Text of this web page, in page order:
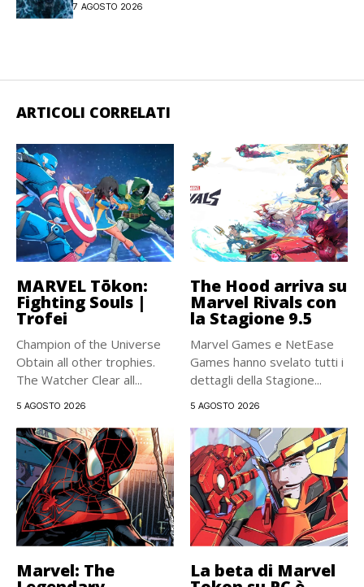
7 AGOSTO 2026
ARTICOLI CORRELATI
MARVEL Tōkon:
Fighting Souls |
Trofei
Champion of the Universe
Obtain all other trophies.
The Watcher Clear all...
5 AGOSTO 2026
The Hood arriva su
Marvel Rivals con
la Stagione 9.5
Marvel Games e NetEase
Games hanno svelato tutti i
dettagli della Stagione...
5 AGOSTO 2026
Marvel: The La beta di Marvel